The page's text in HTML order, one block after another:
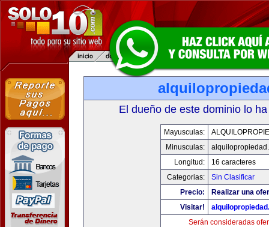
El dueño de este dominio lo
Mayusculas:
Minusculas:
Longitud:
16 caracteres
Categorias:
Sin Clasificar
Precio:
Realizar una
Visitar!
Serán consideradas